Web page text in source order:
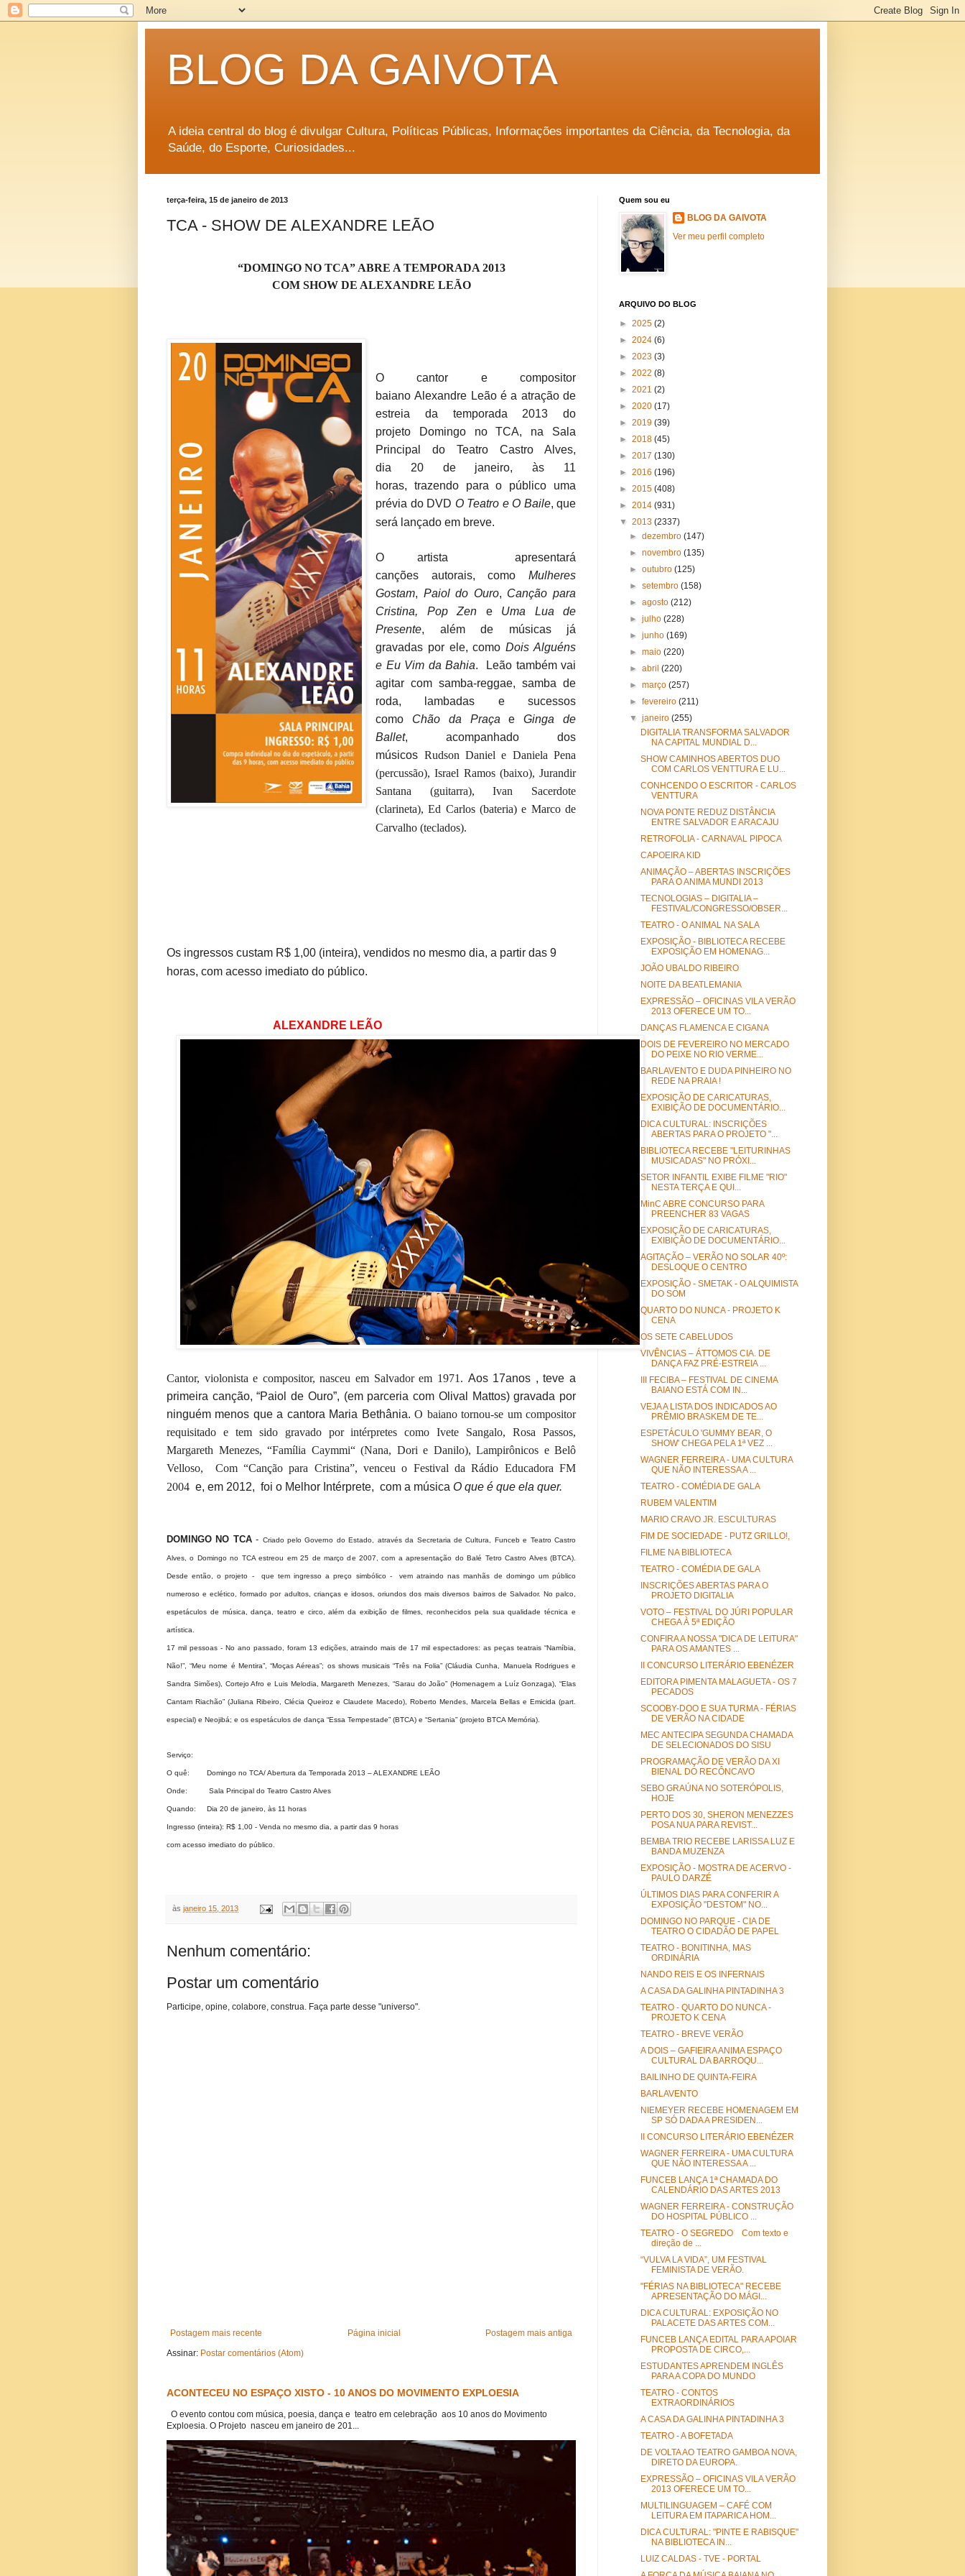
BLOG DA GAIVOTA
A ideia central do blog é divulgar Cultura, Políticas Públicas, Informações importantes da Ciência, da Tecnologia, da
Saúde, do Esporte, Curiosidades...
terça-feira, 15 de janeiro de 2013
TCA - SHOW DE ALEXANDRE LEÃO
“DOMINGO NO TCA” ABRE A TEMPORADA 2013
COM SHOW DE ALEXANDRE LEÃO
O cantor e compositor
baiano Alexandre Leão é a atração de
estreia da temporada 2013 do
projeto Domingo no TCA, na Sala
Principal do Teatro Castro Alves,
dia 20 de janeiro, às 11
horas, trazendo para o público uma
prévia do DVD O Teatro e O Baile, que
será lançado em breve.
O artista apresentará
canções autorais, como Mulheres
Gostam, Paiol do Ouro, Canção para
Cristina,
Pop Zen e Uma Lua de
Presente, além de músicas já
gravadas por ele, comoDois Alguéns
e Eu Vim da Bahia. Leão também vai
agitar com samba-reggae, samba de
roda, lambadas e sucessos
como Chão da Praça eGinga de
Ballet, acompanhado dos
músicos Rudson Daniel e Daniela Pena
(percussão), Israel Ramos (baixo), Jurandir
Santana (guitarra), Ivan Sacerdote
(clarineta), Ed Carlos (bateria) e Marco de
Carvalho (teclados).
Os ingressos custam R$ 1,00 (inteira), vendidos no mesmo dia, a partir das 9
horas, com acesso imediato do público.
ALEXANDRE LEÃO
Cantor, violonista e compositor, nasceu em Salvador em 1971. Aos 17anos , teve a
primeira canção, “Paiol de Ouro”, (em parceria com Olival Mattos) gravada por
ninguém menos que a cantora Maria Bethânia.O baiano tornou-se um compositor
requisitado e tem sido gravado por intérpretes como Ivete Sangalo, Rosa Passos,
Margareth Menezes, “Família Caymmi“ (Nana, Dori e Danilo), Lampirônicos e Belô
Velloso, Com “Canção para Cristina”, venceu o Festival da Rádio Educadora FM
2004 e, em 2012, foi o Melhor Intérprete, com a música O que é que ela quer.
DOMINGO NO TCA- Criado pelo Governo do Estado, através da Secretaria de Cultura, Funceb e Teatro Castro
Alves, o Domingo no TCA estreou em 25 de março de 2007, com a apresentação do Balé Tetro Castro Alves (BTCA).
Desde então, o projeto - que tem ingresso a preço simbólico - vem atraindo nas manhãs de domingo um público
numeroso e eclético, formado por adultos, crianças e idosos, oriundos dos mais diversos bairros de Salvador. No palco,
espetáculos de música, dança, teatro e circo, além da exibição de filmes, reconhecidos pela sua qualidade técnica e
artística.
17 mil pessoas - No ano passado, foram 13 edições, atraindo mais de 17 mil espectadores: as peças teatrais “Namíbia,
Não!”, “Meu nome é Mentira”, “Moças Aéreas”; os shows musicais “Três na Folia” (Cláudia Cunha, Manuela Rodrigues e
Sandra Simões), Cortejo Afro e Luis Melodia, Margareth Menezes, “Sarau do João” (Homenagem a Luíz Gonzaga), “Elas
Cantam Riachão” (Juliana Ribeiro, Clécia Queiroz e Claudete Macedo), Roberto Mendes, Marcela Bellas e Emicida (part.
especial) e Neojibá; e os espetáculos de dança “Essa Tempestade” (BTCA) e “Sertania” (projeto BTCA Memória).
Serviço:
O quê: Domingo no TCA/ Abertura da Temporada 2013 – ALEXANDRE LEÃO
Onde: Sala Principal do Teatro Castro Alves
Quando: Dia 20 de janeiro, às 11 horas
Ingresso (inteira): R$ 1,00 - Venda no mesmo dia, a partir das 9 horas
com acesso imediato do público.
às janeiro 15, 2013
Nenhum comentário:
Postar um comentário
Participe, opine, colabore, construa. Faça parte desse "universo".
Postagem mais recente Postagem mais antiga
Página inicial
Assinar: Postar comentários (Atom)
ACONTECEU NO ESPAÇO XISTO - 10 ANOS DO MOVIMENTO EXPLOESIA
O evento contou com música, poesia, dança e teatro em celebração aos 10 anos do Movimento
Exploesia. O Projeto nasceu em janeiro de 201...
Quem sou eu
BLOG DA GAIVOTA
Ver meu perfil completo
ARQUIVO DO BLOG
► 2025 (2)
► 2024 (6)
► 2023 (3)
► 2022 (8)
► 2021 (2)
► 2020 (17)
► 2019 (39)
► 2018 (45)
► 2017 (130)
► 2016 (196)
► 2015 (408)
► 2014 (931)
▼ 2013 (2337)
►dezembro(147)
►novembro(135)
►outubro(125)
►setembro(158)
►agosto(212)
►julho(228)
►junho(169)
►maio(220)
►abril(220)
►março(257)
►fevereiro(211)
▼janeiro(255)
DIGITALIA TRANSFORMA SALVADOR
NA CAPITAL MUNDIAL D...
SHOW CAMINHOS ABERTOS DUO
COM CARLOS VENTTURA E LU...
CONHCENDO O ESCRITOR - CARLOS
VENTTURA
NOVA PONTE REDUZ DISTÂNCIA
ENTRE SALVADOR E ARACAJU
RETROFOLIA - CARNAVAL PIPOCA
CAPOEIRA KID
ANIMAÇÃO – ABERTAS INSCRIÇÕES
PARA O ANIMA MUNDI 2013
TECNOLOGIAS – DIGITALIA –
FESTIVAL/CONGRESSO/OBSER...
TEATRO - O ANIMAL NA SALA
EXPOSIÇÃO - BIBLIOTECA RECEBE
EXPOSIÇÃO EM HOMENAG...
JOÃO UBALDO RIBEIRO
NOITE DA BEATLEMANIA
EXPRESSÃO – OFICINAS VILA VERÃO
2013 OFERECE UM TO...
DANÇAS FLAMENCA E CIGANA
DOIS DE FEVEREIRO NO MERCADO
DO PEIXE NO RIO VERME...
BARLAVENTO E DUDA PINHEIRO NO
REDE NA PRAIA !
EXPOSIÇÃO DE CARICATURAS,
EXIBIÇÃO DE DOCUMENTÁRIO...
DICA CULTURAL: INSCRIÇÕES
ABERTAS PARA O PROJETO "...
BIBLIOTECA RECEBE "LEITURINHAS
MUSICADAS" NO PRÓXI...
SETOR INFANTIL EXIBE FILME "RIO"
NESTA TERÇA E QUI...
MinC ABRE CONCURSO PARA
PREENCHER 83 VAGAS
EXPOSIÇÃO DE CARICATURAS,
EXIBIÇÃO DE DOCUMENTÁRIO...
AGITAÇÃO – VERÃO NO SOLAR 40º:
DESLOQUE O CENTRO
EXPOSIÇÃO - SMETAK - O ALQUIMISTA
DO SOM
QUARTO DO NUNCA - PROJETO K
CENA
OS SETE CABELUDOS
VIVÊNCIAS – ÁTTOMOS CIA. DE
DANÇA FAZ PRÉ-ESTREIA ...
III FECIBA – FESTIVAL DE CINEMA
BAIANO ESTÁ COM IN...
VEJA A LISTA DOS INDICADOS AO
PRÊMIO BRASKEM DE TE...
ESPETÁCULO 'GUMMY BEAR, O
SHOW' CHEGA PELA 1ª VEZ ...
WAGNER FERREIRA - UMA CULTURA
QUE NÃO INTERESSA A ...
TEATRO - COMÉDIA DE GALA
RUBEM VALENTIM
MARIO CRAVO JR. ESCULTURAS
FIM DE SOCIEDADE - PUTZ GRILLO!,
FILME NA BIBLIOTECA
TEATRO - COMÉDIA DE GALA
INSCRIÇÕES ABERTAS PARA O
PROJETO DIGITALIA
VOTO – FESTIVAL DO JÚRI POPULAR
CHEGA À 5ª EDIÇÃO
CONFIRA A NOSSA "DICA DE LEITURA"
PARA OS AMANTES ...
II CONCURSO LITERÁRIO EBENÉZER
EDITORA PIMENTA MALAGUETA - OS 7
PECADOS
SCOOBY-DOO E SUA TURMA - FÉRIAS
DE VERÃO NA CIDADE
MEC ANTECIPA SEGUNDA CHAMADA
DE SELECIONADOS DO SISU
PROGRAMAÇÃO DE VERÃO DA XI
BIENAL DO RECÔNCAVO
SEBO GRAÚNA NO SOTERÓPOLIS,
HOJE
PERTO DOS 30, SHERON MENEZZES
POSA NUA PARA REVIST...
BEMBA TRIO RECEBE LARISSA LUZ E
BANDA MUZENZA
EXPOSIÇÃO - MOSTRA DE ACERVO -
PAULO DARZÉ
ÚLTIMOS DIAS PARA CONFERIR A
EXPOSIÇÃO "DESTOM" NO...
DOMINGO NO PARQUE - CIA DE
TEATRO O CIDADÃO DE PAPEL
TEATRO - BONITINHA, MAS
ORDINÁRIA
NANDO REIS E OS INFERNAIS
A CASA DA GALINHA PINTADINHA 3
TEATRO - QUARTO DO NUNCA -
PROJETO K CENA
TEATRO - BREVE VERÃO
A DOIS – GAFIEIRA ANIMA ESPAÇO
CULTURAL DA BARROQU...
BAILINHO DE QUINTA-FEIRA
BARLAVENTO
NIEMEYER RECEBE HOMENAGEM EM
SP SÓ DADA A PRESIDEN...
II CONCURSO LITERÁRIO EBENÉZER
WAGNER FERREIRA - UMA CULTURA
QUE NÃO INTERESSA A ...
FUNCEB LANÇA 1ª CHAMADA DO
CALENDÁRIO DAS ARTES 2013
WAGNER FERREIRA - CONSTRUÇÃO
DO HOSPITAL PÚBLICO ...
TEATRO - O SEGREDO Com texto e
direção de ...
“VULVA LA VIDA”, UM FESTIVAL
FEMINISTA DE VERÃO.
"FÉRIAS NA BIBLIOTECA" RECEBE
APRESENTAÇÃO DO MÁGI...
DICA CULTURAL: EXPOSIÇÃO NO
PALACETE DAS ARTES COM...
FUNCEB LANÇA EDITAL PARA APOIAR
PROPOSTA DE CIRCO,...
ESTUDANTES APRENDEM INGLÊS
PARA A COPA DO MUNDO
TEATRO - CONTOS
EXTRAORDINÁRIOS
A CASA DA GALINHA PINTADINHA 3
TEATRO - A BOFETADA
DE VOLTA AO TEATRO GAMBOA NOVA,
DIRETO DA EUROPA.
EXPRESSÃO – OFICINAS VILA VERÃO
2013 OFERECE UM TO...
MULTILINGUAGEM – CAFÉ COM
LEITURA EM ITAPARICA HOM...
DICA CULTURAL: "PINTE E RABISQUE"
NA BIBLIOTECA IN...
LUIZ CALDAS - TVE - PORTAL